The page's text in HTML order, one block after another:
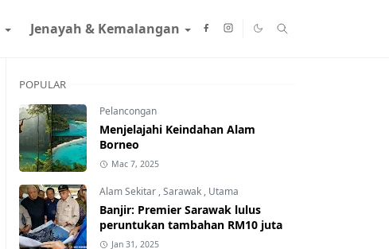
Jenayah & Kemalangan
POPULAR
Pelancongan
Menjelajahi Keindahan Alam
Borneo
Mac 7, 2025
Alam Sekitar ,Sarawak , Utama
Banjir: Premier Sarawak lulus
peruntukan tambahan RM10 juta
Jan 31, 2025